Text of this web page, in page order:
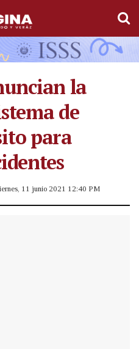
la
de
para
11 junio 2021 12:40 PM